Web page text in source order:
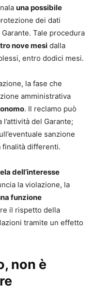
una possibile
dei dati
Tale procedura
nove mesi dalla
entro dodici mesi.
la fase che
amministrativa
. Il reclamo può
del Garante;
sanzione
finalità differenti.
dell’interesse
la violazione, la
funzione
il rispetto della
tramite un effetto
non è